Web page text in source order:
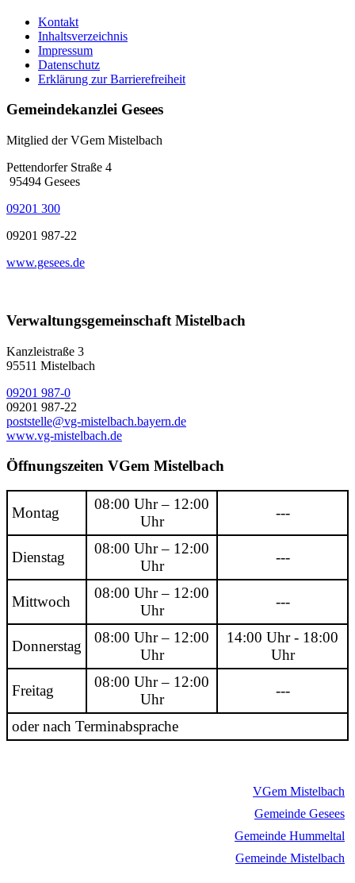
Kontakt
Inhaltsverzeichnis
Impressum
Datenschutz
Erklärung zur Barrierefreiheit
Gemeindekanzlei Gesees
Mitglied der VGem Mistelbach
Pettendorfer Straße 4
95494 Gesees
09201 300
09201 987-22
www.gesees.de
Verwaltungsgemeinschaft Mistelbach
Kanzleistraße 3
95511 Mistelbach
09201 987-0
09201 987-22
poststelle@vg-mistelbach.bayern.de
www.vg-mistelbach.de
Öffnungszeiten VGem Mistelbach
Montag
08:00 Uhr – 12:00
Uhr
---
Dienstag
08:00 Uhr – 12:00
Uhr
---
Mittwoch
08:00 Uhr – 12:00
Uhr
---
Donnerstag
08:00 Uhr – 12:00
Uhr
14:00 Uhr - 18:00
Uhr
Freitag
08:00 Uhr – 12:00
Uhr
---
oder nach Terminabsprache
VGem Mistelbach
Gemeinde Gesees
Gemeinde Hummeltal
Gemeinde Mistelbach